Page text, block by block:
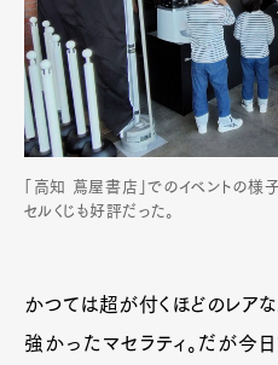
「高知 蔦屋書店」でのイベントの様
セルくじも好評だった。
かつては超が付くほどのレア
強かったマセラティ。だが今